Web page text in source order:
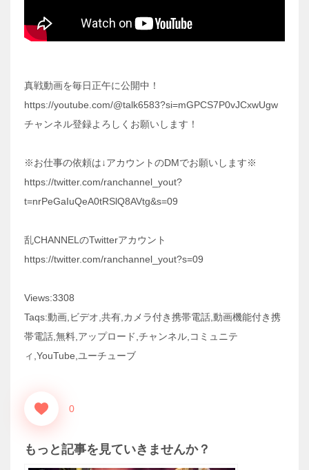
真戦動画を毎日正午に公開中！
https://youtube.com/@talk6583?si=mGPCS7P0vJCxwUgw
チャンネル登録よろしくお願いします！
※お仕事の依頼は↓アカウントのDMでお願いします※
https://twitter.com/ranchannel_yout?
t=nrPeGaIuQeA0tRSlQ8AVtg&s=09
乱CHANNELのTwitterアカウント
https://twitter.com/ranchannel_yout?s=09
Views:3308
Taqs:動画,ビデオ,共有,カメラ付き携帯電話,動画機能付き携
帯電話,無料,アップロード,チャンネル,コミュニテ
ィ,YouTube,ユーチューブ
0
もっと記事を見ていきませんか？